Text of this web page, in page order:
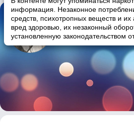
информация. Незаконное
средств, психотропных веществ и их
вред здоровью, их незаконный
установленную законодательством
Николай
1 трек